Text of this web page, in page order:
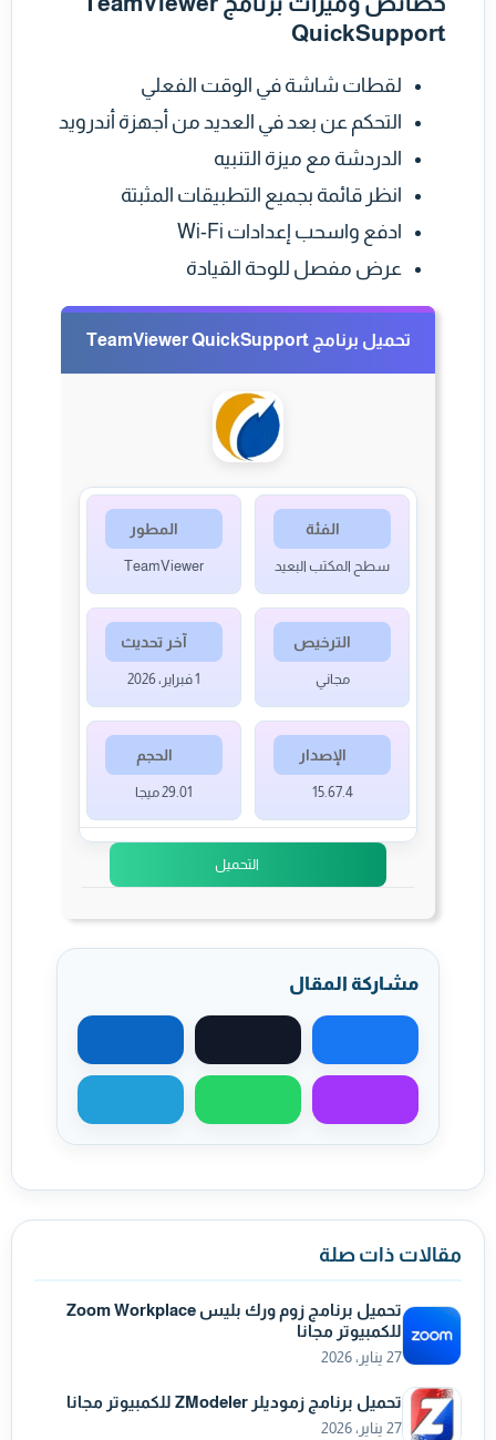
QuickSupport
لقطات شاشة في الوقت الفعلي
التحكم عن بعد في العديد من أجهزة أندرويد
الدردشة مع ميزة التنبيه
انظر قائمة بجميع التطبيقات المثبتة
ادفع واسحب إعدادات Wi-Fi
عرض مفصل للوحة القيادة
تحميل برنامج TeamViewer QuickSupport
الفئة
سطح المكتب البعيد
المطور
TeamViewer
الترخيص
مجاني
آخر تحديث
1 فبراير، 2026
الإصدار
15.67.4
الحجم
29.01 ميجا
التحميل
مشاركة المقال
مشاركة على فيسبوكمشاركة على X مشاركة على
مشاركة عبر ماسنجرمشاركة عبر واتسابمشاركة عبر
مقالات ذات صلة
تحميل برنامج زوم ورك بليس Zoom Workplace
للكمبيوتر مجانا
27 يناير، 2026
تحميل برنامج زموديلر ZModeler للكمبيوتر مجانا
27 يناير، 2026